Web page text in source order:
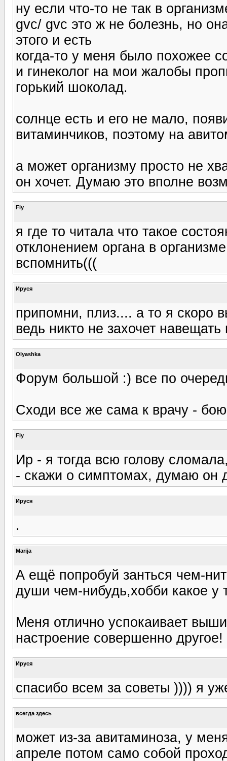
ну если что-то не так в
gvc/ gvc это ж не болезнь, но
этого и есть
когда-то у меня было похожее
и гинеколог на мои жалобы
горький шоколад.
солнце есть и его не мало,
витаминчиков, поэтому на
а может организму просто не
он хочет. Думаю это вполне
Fly
я где то читала что такое
отклонением органа в
вспомнить(((
Ируся
припомни, плиз.... а то я скоро
ведь никто не захочет
Olyashka
Форум большой :) все по
Сходи все же сама к врачу -
Fly
Ир - я тогда всю голову
- скажи о симптомах, думаю он
Ируся
.
Marija
А ещё попробуй занться чем-
души чем-нибудь,хобби какое у
Меня отлично успокаивает
настроение совершенно другое!
Ируся
спасибо всем за советы )))) я
всегда здесь
может из-за авитаминоза, у
апреле потом само собой